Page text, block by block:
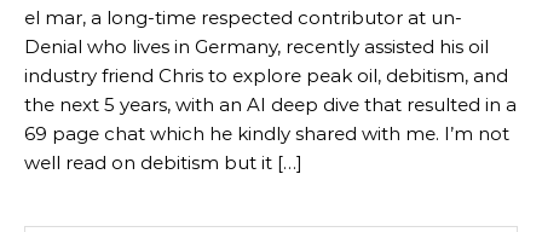
el mar, a long-time respected contributor at un-
Denial who lives in Germany, recently assisted his oil
industry friend Chris to explore peak oil, debitism, and
the next 5 years, with an AI deep dive that resulted in a
69 page chat which he kindly shared with me. I’m not
well read on debitism but it […]